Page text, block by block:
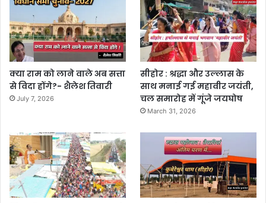
क्या राम को लाने वाले अब सत्ता
से विदा होंगे?- शैलेश तिवारी
July 7, 2026
सीहोर : श्रद्धा और उल्लास के
साथ मनाई गई महावीर जयंती,
चल समारोह में गूंजे जयघोष
March 31, 2026